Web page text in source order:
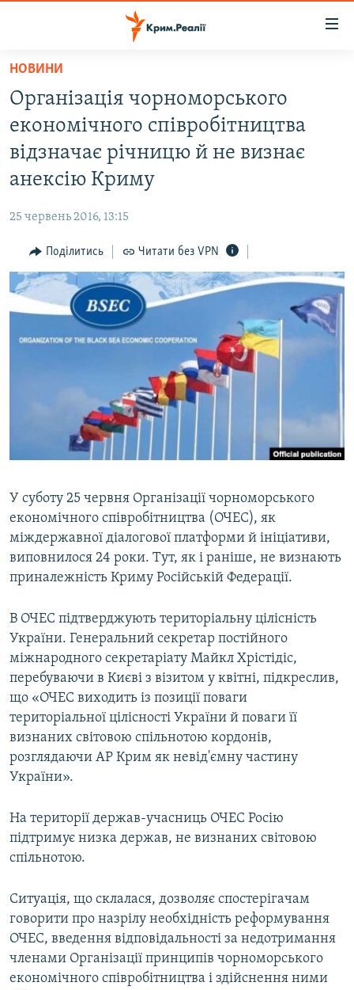
Перейти
основного
матеріалу
Перейти
до
основної
Перейти
пошуку
ВОДА.КРИМ
ВІДЕО ТА ФОТО
ПОЛІТИКА
ПОГЛЯД
ІНТЕРВ'Ю
ВСЕ ЗА ДЕНЬ
СПЕЦПРОЕКТИ
ДЕПОРТАЦІЯ
СВІДЧЕННЯ ОКУПАЦІЇ
УКРАЇНСЬКА ПРОБЛЕМА КРИМУ
ІНФОГРАФІКА
ЯК ОБІЙТИ БЛОКУВАННЯ
ДОЛУЧАЙСЯ!
Усі сайти RFE/RL
НОВИНИ
Організація чорноморського
економічного співробітництва
відзначає річницю й не визнає
анексію Криму
25 червень 2016, 13:15
Поділитись Читати без VPN
У суботу 25 червня Організації чорноморського
економічного співробітництва (ОЧЕС), як
міждержавної діалогової платформи й ініціативи,
виповнилося 24 роки. Тут, як і раніше, не визнають
приналежність Криму Російській Федерації.
В ОЧЕС підтверджують територіальну цілісність
України. Генеральний секретар постійного
міжнародного секретаріату Майкл Хрістідіс,
перебуваючи в Києві з візитом у квітні, підкреслив,
що «ОЧЕС виходить із позиції поваги
територіальної цілісності України й поваги її
визнаних світовою спільнотою кордонів,
розглядаючи АР Крим як невід'ємну частину
України».
На території держав-учасниць ОЧЕС Росію
підтримує низка держав, не визнаних світовою
спільнотою.
Ситуація, що склалася, дозволяє спостерігачам
говорити про назрілу необхідність реформування
ОЧЕС, введення відповідальності за недотримання
членами Організації принципів чорноморського
економічного співробітництва і здійснення ними